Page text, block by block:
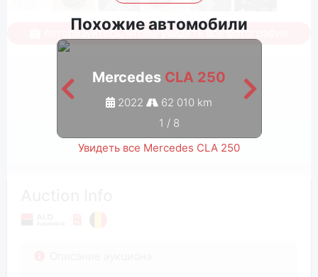
Похожие автомобили
Mercedes CLA 250
2022 62 010 km
1 / 8
Увидеть все Mercedes CLA 250
Авторизуйтесь, чтобы увидеть все фотографии